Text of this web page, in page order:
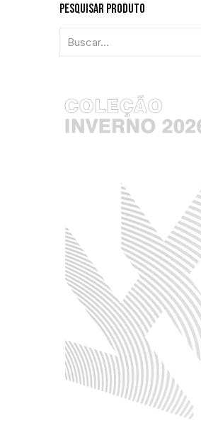
Pesquisar Produto